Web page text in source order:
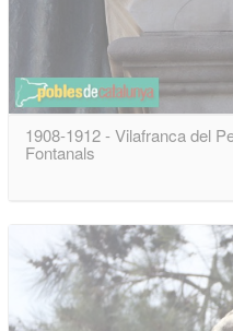
1908-1912 - Vilafranca del
Fontanals